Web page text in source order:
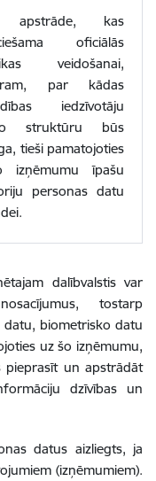
apstrāde, kas
oficiālās
veidošanai,
par kādas
iedzīvotāju
struktūru būs
tieši pamatojoties
izņēmumu īpašu
personas datu
dalībvalstis var
tostarp
datu, biometrisko datu
uz šo izņēmumu,
pieprasīt un apstrādāt
dzīvības un
datus aizliegts, ja
(izņēmumiem).